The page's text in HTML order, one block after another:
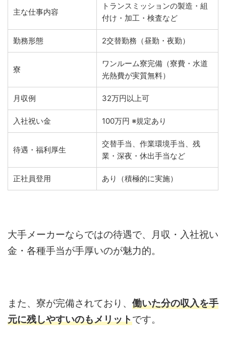
主な仕事内容
トランスミッションの製造・組
付け・加工・検査など
勤務形態 2交替勤務（昼勤・夜勤）
寮
ワンルーム寮完備（寮費・水道
光熱費が実質無料）
月収例 32万円以上可
入社祝い金 100万円 ※規定あり
待遇・福利厚生
交替手当、作業環境手当、残
業・深夜・休出手当など
正社員登用 あり（積極的に実施）
大手メーカーならではの待遇で、月収・入社祝い
金・各種手当が手厚いのが魅力的。
また、寮が完備されており、 働いた分の収入を手
元に残しやすいのもメリットです。